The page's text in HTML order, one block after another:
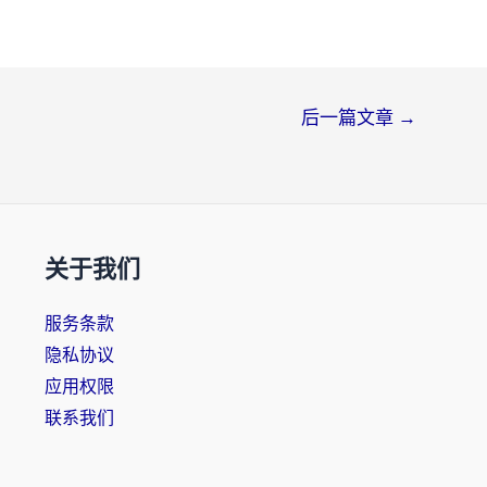
后一篇文章 →
关于我们
服务条款
隐私协议
应用权限
联系我们